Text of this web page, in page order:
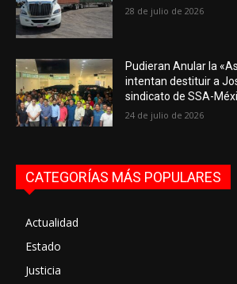
28 de julio de 2026
Pudieran Anular la
intentan destituir a
sindicato de SSA-
24 de julio de 2026
CATEGORÍAS MÁS POPULARES
Actualidad
Estado
Justicia